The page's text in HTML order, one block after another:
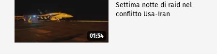
01:54
Settima notte di raid nel
conflitto Usa-Iran